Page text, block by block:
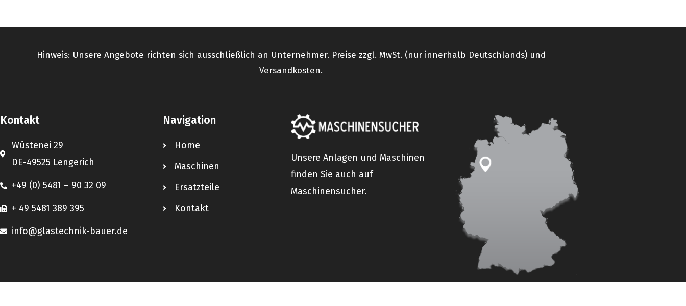
Hinweis: Unsere Angebote richten sich ausschließlich an Unternehmer. Preise zzgl. MwSt. (nur innerhalb Deutschlands) und
Versandkosten.
Kontakt
Wüstenei 29
DE-49525 Lengerich
+49 (0) 5481 – 90 32 09
+ 49 5481 389 395
info@glastechnik-bauer.de
Navigation
Home
Maschinen
Ersatzteile
Kontakt
Unsere Anlagen und Maschinen
finden Sie auch auf
Maschinensucher.